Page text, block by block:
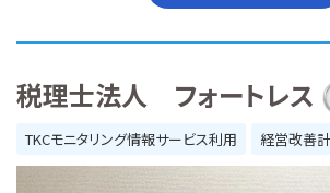
税理士法人 フォートレス
TKCモニタリング情報サービス利用
経営改善